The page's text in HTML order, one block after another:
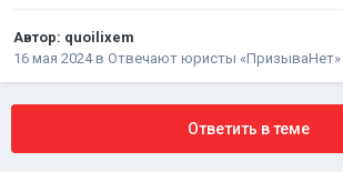
Автор: quoilixem
16 мая 2024в Отвечают юристы «ПризываНет»
Ответить в теме